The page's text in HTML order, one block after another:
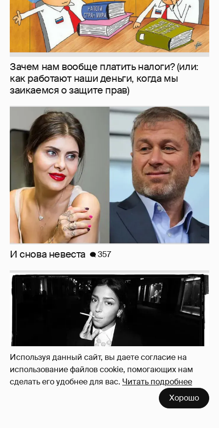
Используя данный сайт, вы даете согласие на
использование файлов cookie, помогающих нам
сделать его удобнее для вас. Читать подробнее
Хорошо
И снова невеста 357
Рублёвские дочки 187